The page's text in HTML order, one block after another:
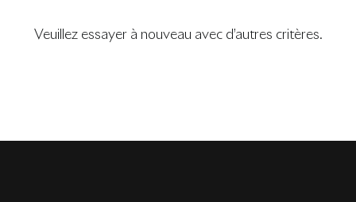
Veuillez essayer à nouveau avec d’autres critères.